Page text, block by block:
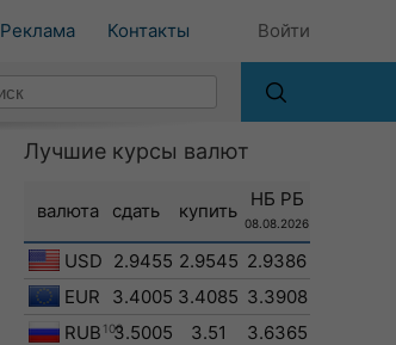
Реклама Контакты Войти
Лучшие курсы валют
валюта сдать купить
НБ РБ
08.08.2026
USD 2.9455 2.9545 2.9386
EUR
3.4005 3.4085 3.3908
RUB 1003.5005 3.51
3.6365